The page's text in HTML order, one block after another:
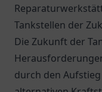
Tankstellen der
Die Zukunft der
durch den